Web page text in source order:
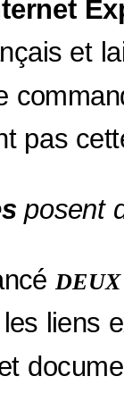
et
pas
posent
liens